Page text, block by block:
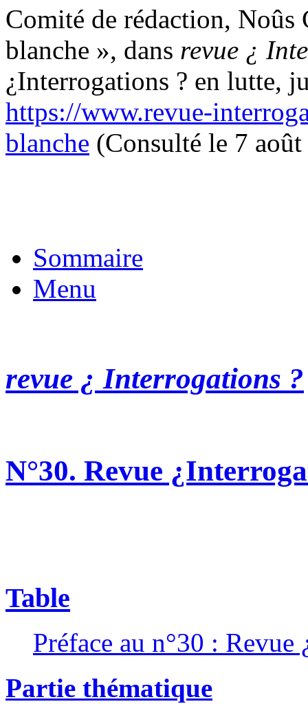
Comité de rédaction, Noûs
blanche », dans revue ¿
¿Interrogations ? en lutte,
https://www.revue-
blanche (Consulté le 7
Sommaire
Menu
revue ¿ Interrogations ?
N°30. Revue
Table
Préface au n°30 :
Partie thématique